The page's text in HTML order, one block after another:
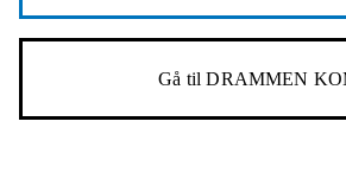
Gå tilDRAMMEN